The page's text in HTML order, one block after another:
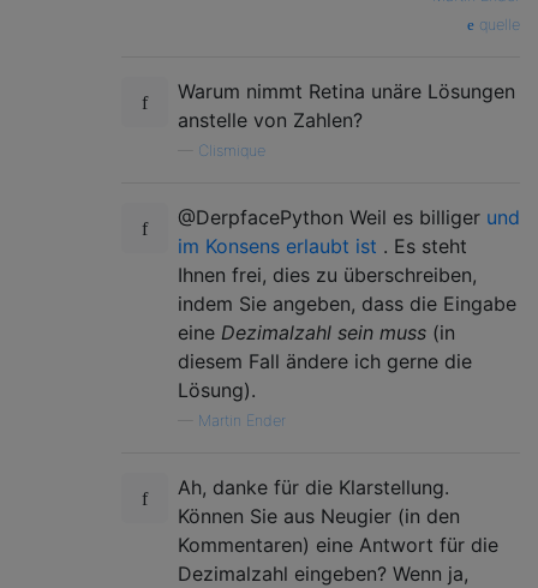
(?>           # An atomic group to
    )
(?!.*\2)      # We ensure that this
# block, by checking
)               # Lookbehind
!                 # As I said above, this
quelle
Warum nimmt Retina unäre Lösungen
anstelle von Zahlen?
Clismique
@DerpfacePython Weil es billiger und
im Konsens erlaubt ist . Es steht
Ihnen frei, dies zu überschreiben,
indem Sie angeben, dass die Eingabe
eine Dezimalzahl sein muss (in
diesem Fall ändere ich gerne die
Lösung).
Martin Ender
Ah, danke für die Klarstellung.
Können Sie aus Neugier (in den
Kommentaren) eine Antwort für die
Dezimalzahl eingeben? Wenn ja,